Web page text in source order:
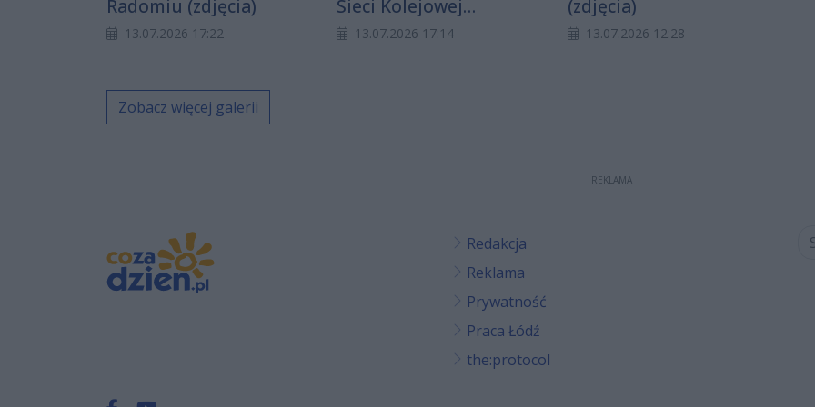
Radomiu (zdjęcia)
13.07.2026 17:22
Sieci Kolejowej
"Korytarza
Centralnego" (zdjęcia)
13.07.2026 17:14
(zdjęcia)
13.07.2026 12:28
Zobacz więcej galerii
REKLAMA
Redakcja
Reklama
Prywatność
Praca Łódź
the:protocol